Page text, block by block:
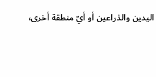
والذراعين أو أيّ منطقة أخرى،